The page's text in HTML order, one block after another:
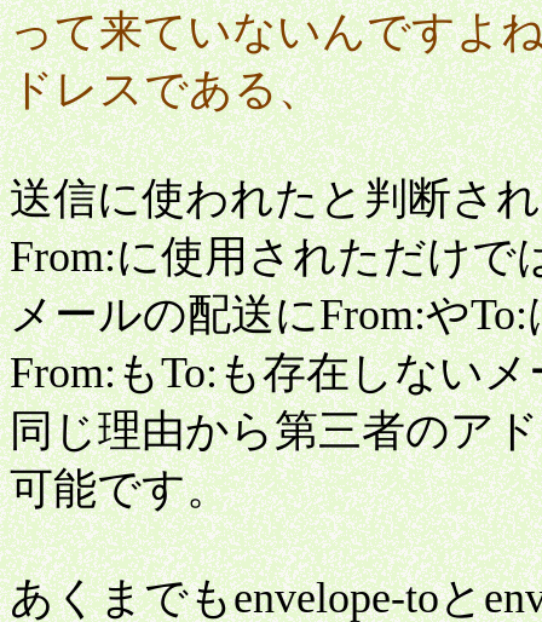
って来ていないんですよ
ドレスである、
送信に使われたと判断さ
From:に使用されただけで
メールの配送にFrom:や
From:もTo:も存在しない
同じ理由から第三者のア
可能です。
あくまでもenvelope-toと